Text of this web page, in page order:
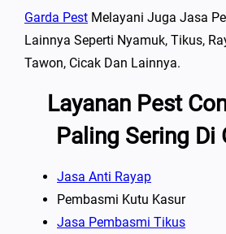
Garda Pest Melayani Juga Jasa
Lainnya Seperti Nyamuk, Tikus,
Tawon, Cicak Dan Lainnya.
Layanan Pest
Paling Sering Di
Jasa Anti Rayap
Pembasmi Kutu Kasur
Jasa Pembasmi Tikus